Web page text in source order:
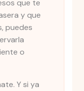
que te
y que
puedes
o
Y si ya